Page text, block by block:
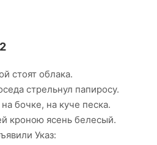
стоят облака.
стрельнул папиросу.
бочке, на куче песка.
кроною ясень белесый.
Указ: